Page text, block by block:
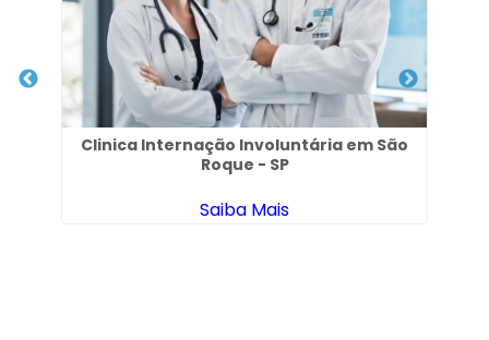
Clinica Internação Involuntária em São
Roque - SP
Saiba Mais